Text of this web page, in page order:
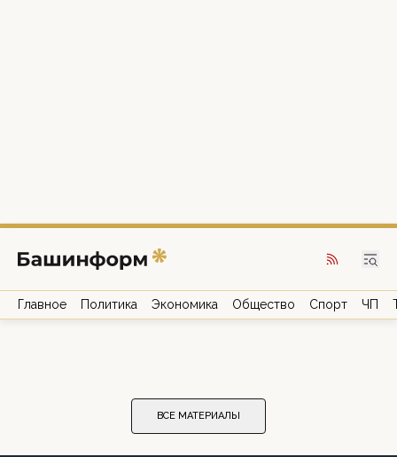
Главное Политика Экономика Общество Спорт ЧП
ВСЕ МАТЕРИАЛЫ